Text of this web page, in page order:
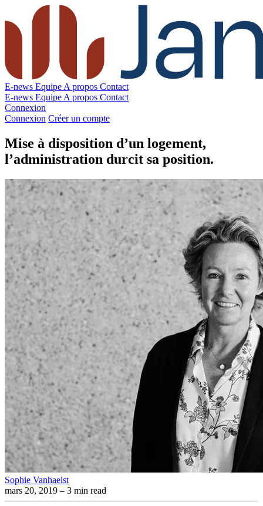
E-news Equipe A propos Contact
E-news Equipe A propos Contact
Connexion
Connexion Créer un compte
Mise à disposition d’un logement,
l’administration durcit sa position.
Sophie Vanhaelst
mars 20, 2019 – 3 min read